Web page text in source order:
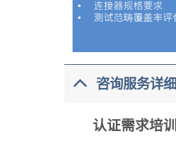
咨询服务详
认证需求培